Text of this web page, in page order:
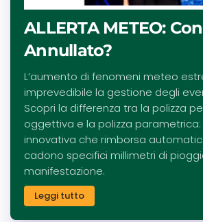
ALLERTA METEO:
Annullato?
L’aumento di fenomeni meteo
imprevedibile la gestione degli
Scopri la differenza tra la polizza
oggettiva e la polizza parametrica:
innovativa che rimborsa
cadono specifici millimetri di
manifestazione.
Leggi tutto